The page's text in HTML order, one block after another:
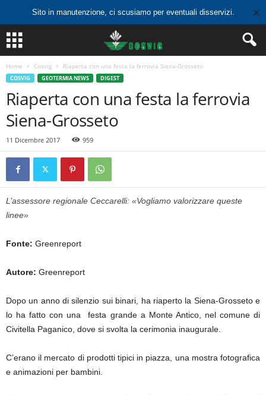
Sito in manutenzione, ci scusiamo per eventuali disservizi. ✕
Home Cosvig Riaperta con una festa la ferrovia Siena-Grosseto
COSVIG GEOTERMIA NEWS DIGEST
Riaperta con una festa la ferrovia
Siena-Grosseto
11 Dicembre 2017 959
L’assessore regionale Ceccarelli: «Vogliamo valorizzare queste
linee»
Fonte: Greenreport
Autore: Greenreport
Dopo un anno di silenzio sui binari, ha riaperto la Siena-Grosseto e
lo ha fatto con una festa grande a Monte Antico, nel comune di
Civitella Paganico, dove si svolta la cerimonia inaugurale.
C’erano il mercato di prodotti tipici in piazza, una mostra fotografica
e animazioni per bambini.